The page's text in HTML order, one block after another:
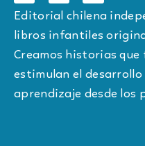
Editorial chilena
libros infantiles
Creamos historias
estimulan el
aprendizaje desde los